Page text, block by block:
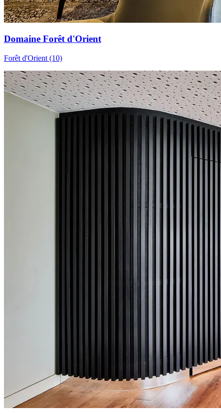
Domaine Forêt d'Orient
Forêt d'Orient (10)